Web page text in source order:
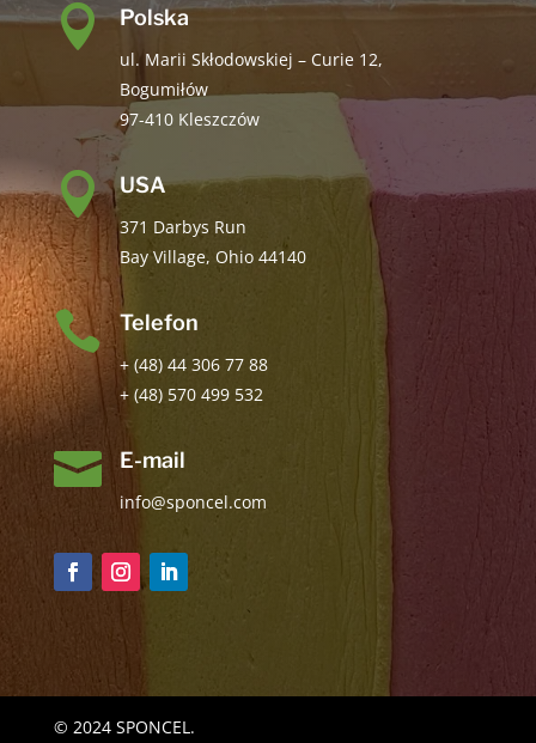
 Polska
ul. Marii Skłodowskiej – Curie 12,
Bogumiłów
97-410 Kleszczów
 USA
371 Darbys Run
Bay Village, Ohio 44140
 Telefon
+ (48) 44 306 77 88
+ (48) 570 499 532
 E-mail
info@sponcel.com
© 2024 SPONCEL.